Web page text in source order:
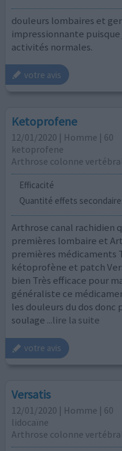
douleurs lombaires et
impressionnante
activités normales.
votre avis
Ketoprofene
12/01/2020 | Homme | 60
ketoprofene
Arthrose colonne
Efficacité
Quantité effets
Arthrose canal rachidien
premières lombaire et
premières médicaments
kétoprofène et patch
bien Très efficace pour
généraliste ce
les douleurs du dos donc
soulage ...lire la suite
votre avis
Versatis
12/01/2020 | Homme | 60
lidocaïne
Arthrose colonne